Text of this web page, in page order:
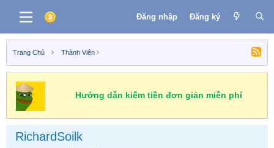
Đăng nhập Đăng ký
Trang Chủ Thành Viên
Hướng dẫn kiếm tiền đơn giản miễn phí
RichardSoilk